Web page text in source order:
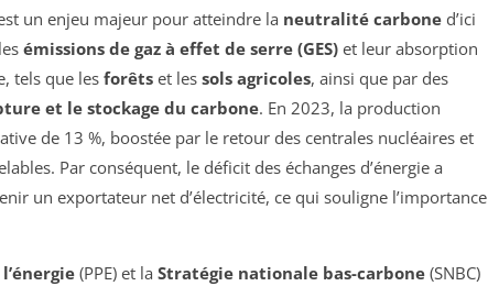
un enjeu majeur pour atteindre la neutralité carbone d’ici
émissions de gaz à effet de serre (GES) et leur absorption
tels que les forêts et les sols agricoles, ainsi que par des
et le stockage du carbone. En 2023, la production
de 13 %, boostée par le retour des centrales nucléaires et
Par conséquent, le déficit des échanges d’énergie a
un exportateur net d’électricité, ce qui souligne l’importance
(PPE) et la Stratégie nationale bas-carbone (SNBC)